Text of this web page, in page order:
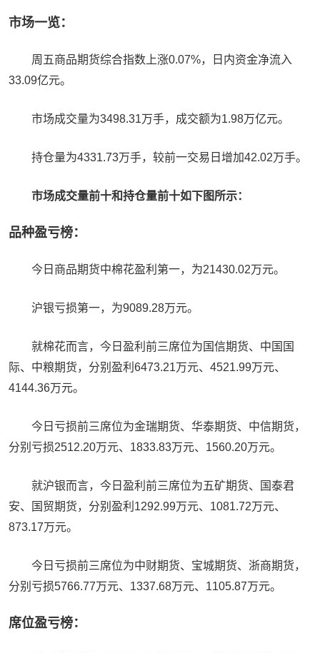
市场一览：
周五商品期货综合指数上涨0.07%，日内资金净流入
33.09亿元。
市场成交量为3498.31万手，成交额为1.98万亿元。
持仓量为4331.73万手，较前一交易日增加42.02万手。
市场成交量前十和持仓量前十如下图所示：
品种盈亏榜：
今日商品期货中棉花盈利第一，为21430.02万元。
沪银亏损第一，为9089.28万元。
就棉花而言，今日盈利前三席位为国信期货、中国国
际、中粮期货，分别盈利6473.21万元、4521.99万元、
4144.36万元。
今日亏损前三席位为金瑞期货、华泰期货、中信期货，
分别亏损2512.20万元、1833.83万元、1560.20万元。
就沪银而言，今日盈利前三席位为五矿期货、国泰君
安、国贸期货，分别盈利1292.99万元、1081.72万元、
873.17万元。
今日亏损前三席位为中财期货、宝城期货、浙商期货，
分别亏损5766.77万元、1337.68万元、1105.87万元。
席位盈亏榜：